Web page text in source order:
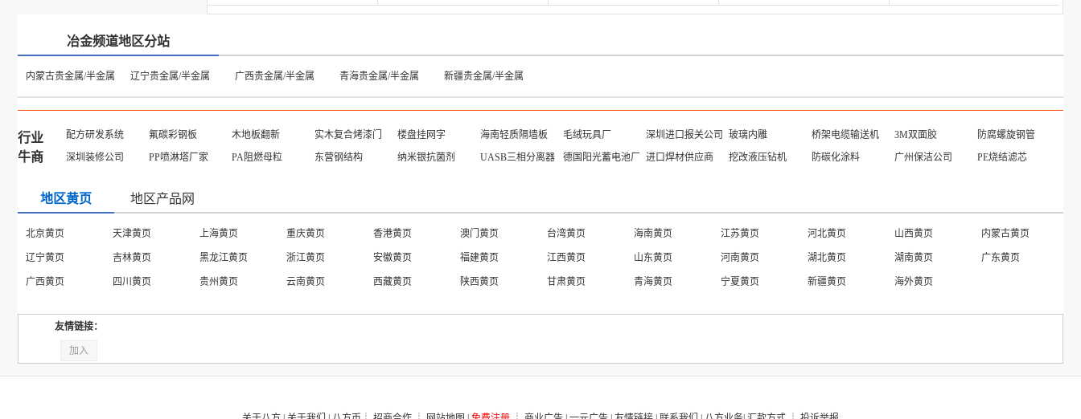
冶金频道地区分站
内蒙古贵金属/半金属 辽宁贵金属/半金属 广西贵金属/半金属 青海贵金属/半金属 新疆贵金属/半金属
行业
牛商
配方研发系统 氟碳彩钢板 木地板翻新 实木复合烤漆门 楼盘挂网字 海南轻质隔墙板 毛绒玩具厂 深圳进口报关公司 玻璃内雕 桥架电缆输送机 3M双面胶
防腐螺旋钢管
深圳装修公司
PP喷淋塔厂家 PA阻燃母粒 东营钢结构 纳米银抗菌剂 UASB三相分离器 德国阳光蓄电池厂 进口焊材供应商 挖改液压钻机 防碳化涂料 广州保洁公司 PE烧结滤芯
地区黄页 地区产品网
北京黄页 天津黄页 上海黄页 重庆黄页 香港黄页 澳门黄页 台湾黄页 海南黄页 江苏黄页 河北黄页 山西黄页 内蒙古黄页
辽宁黄页 吉林黄页 黑龙江黄页 浙江黄页 安徽黄页 福建黄页 江西黄页 山东黄页 河南黄页 湖北黄页 湖南黄页 广东黄页
广西黄页 四川黄页 贵州黄页 云南黄页 西藏黄页 陕西黄页 甘肃黄页 青海黄页 宁夏黄页 新疆黄页 海外黄页
友情链接：
加入